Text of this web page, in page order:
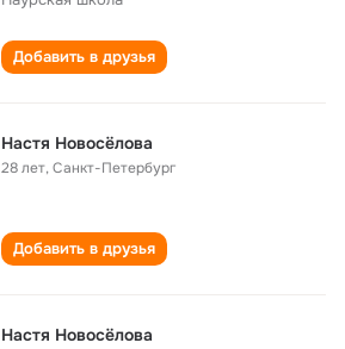
Добавить в друзья
Настя Новосёлова
28 лет,Санкт-Петербург
Добавить в друзья
Настя Новосёлова